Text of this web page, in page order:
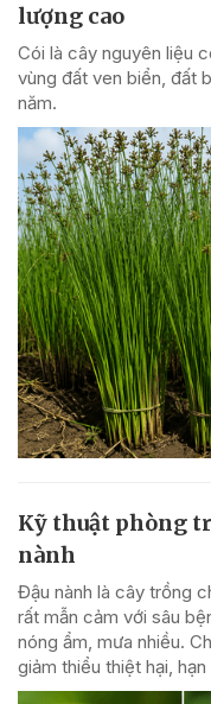
lượng cao
Cói là cây nguyên liệu
vùng đất ven biển, đất
năm.
Kỹ thuật phòng
nành
Đậu nành là cây trồng
rất mẫn cảm với sâu
nóng ẩm, mưa nhiều.
giảm thiểu thiệt hại,